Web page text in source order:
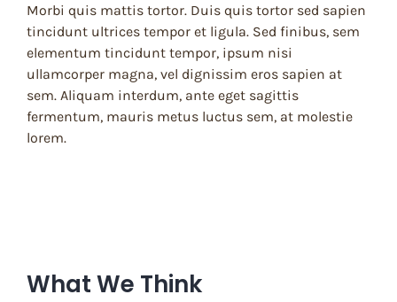
Morbi quis mattis tortor. Duis quis tortor sed sapien
tincidunt ultrices tempor et ligula. Sed finibus, sem
elementum tincidunt tempor, ipsum nisi
ullamcorper magna, vel dignissim eros sapien at
sem. Aliquam interdum, ante eget sagittis
fermentum, mauris metus luctus sem, at molestie
lorem.
What We Think